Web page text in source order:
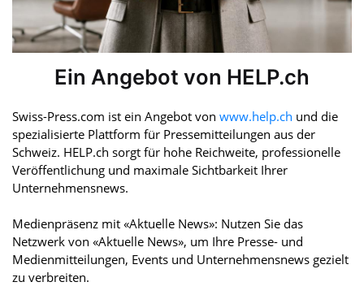
Ein Angebot von HELP.ch
Swiss-Press.com ist ein Angebot von www.help.ch und die
spezialisierte Plattform für Pressemitteilungen aus der
Schweiz. HELP.ch sorgt für hohe Reichweite, professionelle
Veröffentlichung und maximale Sichtbarkeit Ihrer
Unternehmensnews.
Medienpräsenz mit «Aktuelle News»: Nutzen Sie das
Netzwerk von «Aktuelle News», um Ihre Presse- und
Medienmitteilungen, Events und Unternehmensnews gezielt
zu verbreiten.